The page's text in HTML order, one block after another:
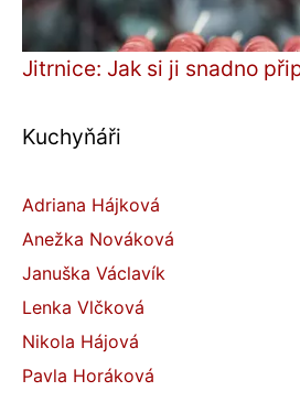
Jitrnice: Jak si ji snadno
Kuchyňáři
Adriana Hájková
Anežka Nováková
Januška Václavík
Lenka Vlčková
Nikola Hájová
Pavla Horáková